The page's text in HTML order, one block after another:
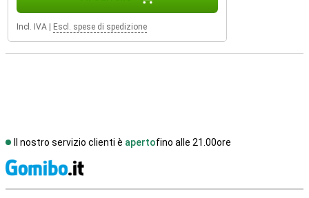
Incl. IVA Escl. spese di spedizione
Il nostro servizio clienti è apertofino alle 21.00ore